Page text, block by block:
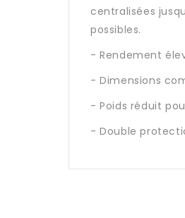
centralisées
possibles.
- Rendement
- Dimensions
- Poids réduit
- Double